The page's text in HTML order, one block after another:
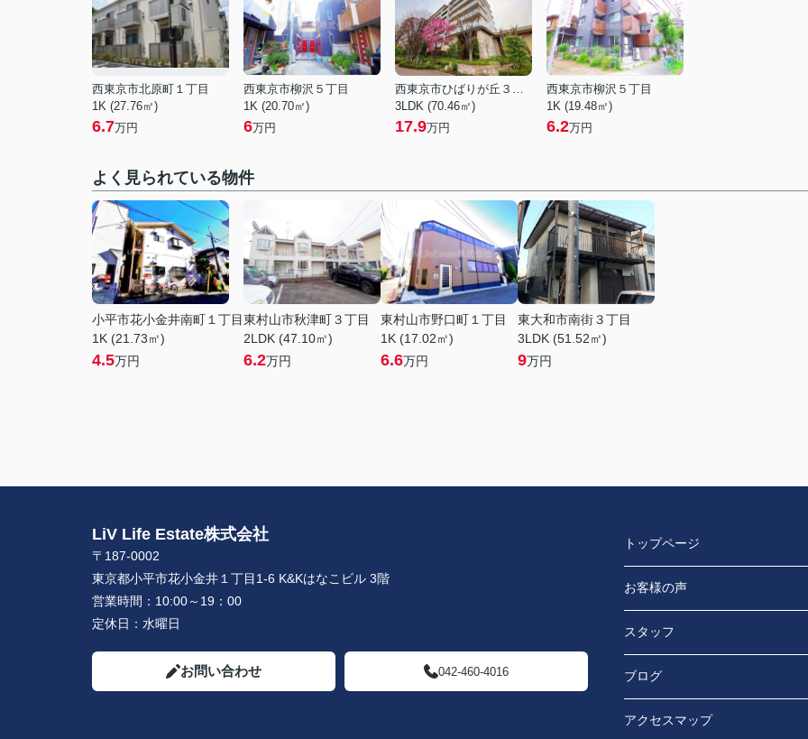
西東京市北原町１丁目
1K (27.76㎡)
6.7万円
西東京市柳沢５丁目
1K (20.70㎡)
6万円
西東京市ひばりが丘３丁目
3LDK (70.46㎡)
17.9万円
西東京市柳沢５丁目
1K (19.48㎡)
6.2万円
よく見られている物件
小平市花小金井南町１丁目
1K (21.73㎡)
4.5万円
東村山市秋津町３丁目
2LDK (47.10㎡)
6.2万円
東村山市野口町１丁目
1K (17.02㎡)
6.6万円
東大和市南街３丁目
3LDK (51.52㎡)
9万円
LiV Life Estate株式会社
〒187-0002
東京都小平市花小金井１丁目1-6 K&Kはなこビル 3階
営業時間： 10:00～19：00
定休日： 水曜日
お問い合わせ 042-460-4016
トップページ
お客様の声
スタッフ
ブログ
アクセスマップ